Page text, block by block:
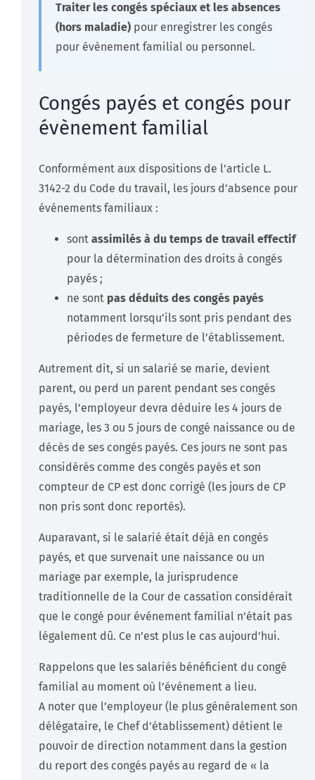
Traiter les congés spéciaux et les absences
(hors maladie) pour enregistrer les congés
pour évènement familial ou personnel.
Congés payés et congés pour
évènement familial
Conformément aux dispositions de l’article L.
3142-2 du Code du travail, les jours d’absence pour
événements familiaux :
sont assimilés à du temps de travail effectif
pour la détermination des droits à congés
payés ;
ne sont pas déduits des congés payés
notamment lorsqu’ils sont pris pendant des
périodes de fermeture de l’établissement.
Autrement dit, si un salarié se marie, devient
parent, ou perd un parent pendant ses congés
payés, l’employeur devra déduire les 4 jours de
mariage, les 3 ou 5 jours de congé naissance ou de
décès de ses congés payés. Ces jours ne sont pas
considérés comme des congés payés et son
compteur de CP est donc corrigé (les jours de CP
non pris sont donc reportés).
Auparavant, si le salarié était déjà en congés
payés, et que survenait une naissance ou un
mariage par exemple, la jurisprudence
traditionnelle de la Cour de cassation considérait
que le congé pour événement familial n’était pas
légalement dû. Ce n’est plus le cas aujourd’hui.
Rappelons que les salariés bénéficient du congé
familial au moment où l’événement a lieu.
A noter que l’employeur (le plus généralement son
délégataire, le Chef d’établissement) détient le
pouvoir de direction notamment dans la gestion
du report des congés payés au regard de « la